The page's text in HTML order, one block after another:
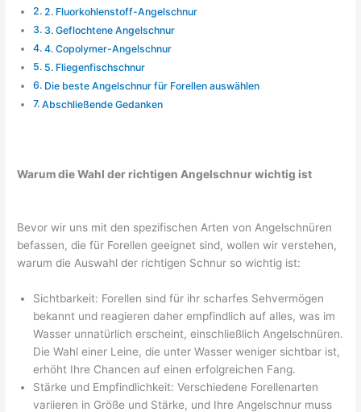
2. Fluorkohlenstoff-Angelschnur
3. Geflochtene Angelschnur
4. Copolymer-Angelschnur
5. Fliegenfischschnur
Die beste Angelschnur für Forellen auswählen
Abschließende Gedanken
Warum die Wahl der richtigen Angelschnur wichtig ist
Bevor wir uns mit den spezifischen Arten von Angelschnüren
befassen, die für Forellen geeignet sind, wollen wir verstehen,
warum die Auswahl der richtigen Schnur so wichtig ist:
Sichtbarkeit: Forellen sind für ihr scharfes Sehvermögen
bekannt und reagieren daher empfindlich auf alles, was im
Wasser unnatürlich erscheint, einschließlich Angelschnüren.
Die Wahl einer Leine, die unter Wasser weniger sichtbar ist,
erhöht Ihre Chancen auf einen erfolgreichen Fang.
Stärke und Empfindlichkeit: Verschiedene Forellenarten
variieren in Größe und Stärke, und Ihre Angelschnur muss